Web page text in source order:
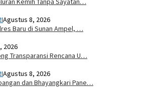
Agustus 8, 2026
Baru di Sunan Ampel, …
2026
Transparansi Rencana U…
Agustus 8, 2026
dan Bhayangkari Pane…